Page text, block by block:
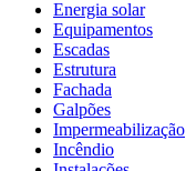
Energia solar
Equipamentos
Escadas
Estrutura
Fachada
Galpões
Impermeabilização
Incêndio